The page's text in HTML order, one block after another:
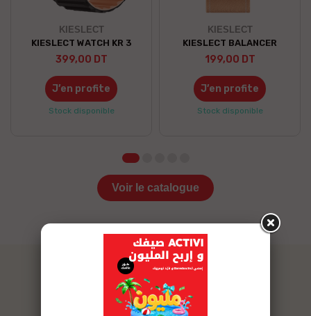
KIESLECT
KIESLECT WATCH KR 3
399,00 DT
J’en profite
Stock disponible
KIESLECT
KIESLECT BALANCER
199,00 DT
J’en profite
Stock disponible
Voir le catalogue